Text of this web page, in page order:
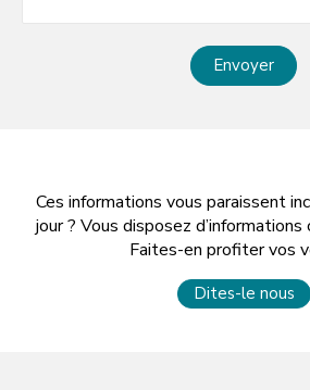
Envoyer
Ces informations vous paraissent
jour ? Vous disposez
Faites-en profiter vos
Dites-le nous